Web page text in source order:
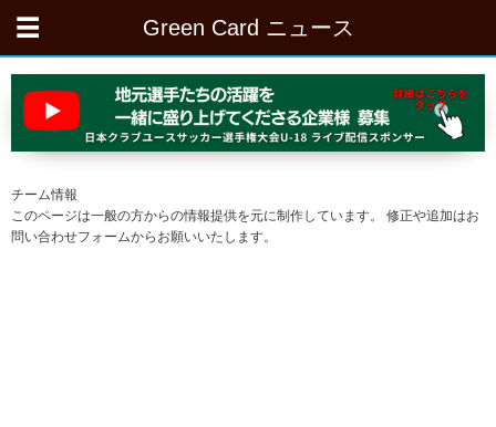
Green Card ニュース
チーム情報
このページは一般の方からの情報提供を元に制作しています。 修正や追加はお
問い合わせフォームからお願いいたします。